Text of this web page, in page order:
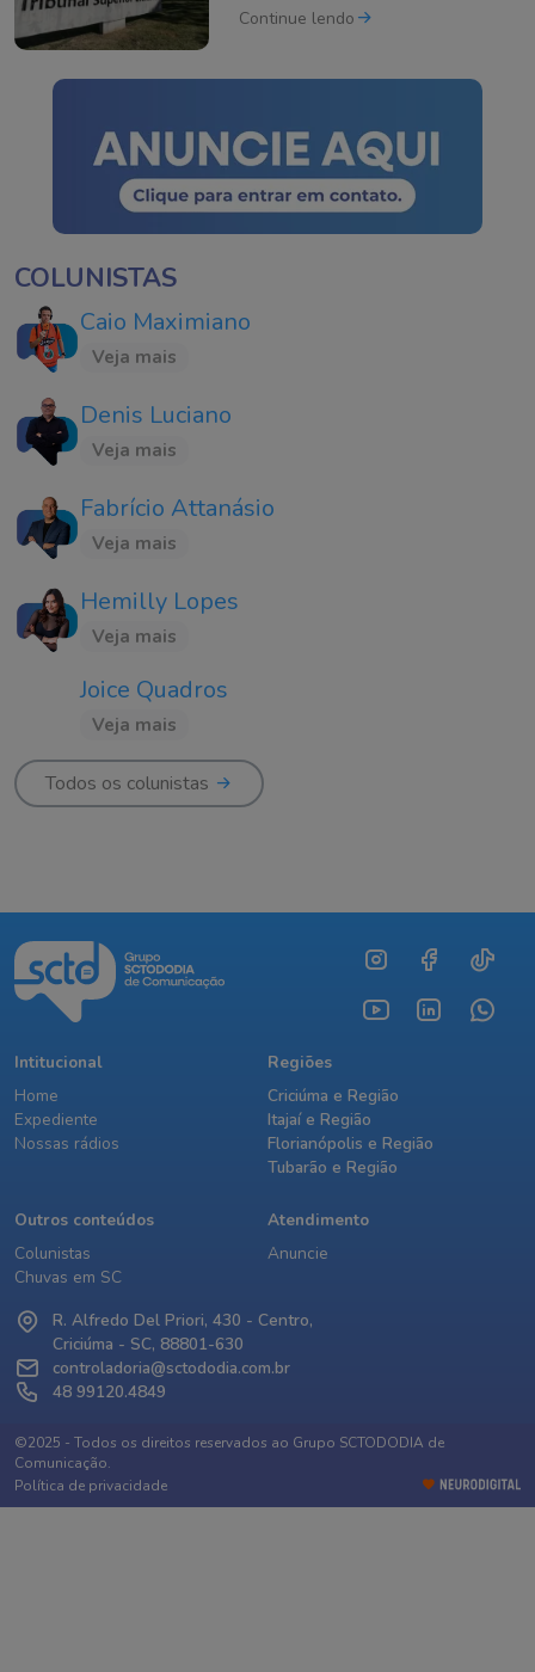
Continue lendo
COLUNISTAS
Caio Maximiano
Veja mais
Denis Luciano
Veja mais
Fabrício Attanásio
Veja mais
Hemilly Lopes
Veja mais
Joice Quadros
Veja mais
Todos os colunistas
Intitucional
Home
Expediente
Nossas rádios
Regiões
Criciúma e Região
Itajaí e Região
Florianópolis e Região
Tubarão e Região
Outros conteúdos
Colunistas
Chuvas em SC
Atendimento
Anuncie
R. Alfredo Del Priori, 430 - Centro,
Criciúma - SC, 88801-630
controladoria@sctododia.com.br
48 99120.4849
©2025 - Todos os direitos reservados ao Grupo SCTODODIA de
Comunicação.
Política de privacidade